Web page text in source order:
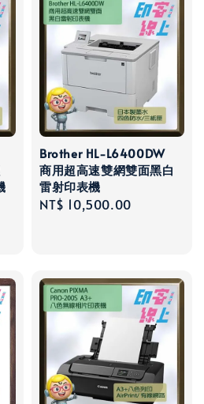
Brother HL-L6400DW
商用超高速雙網雙面黑白
雷射印表機
Regular
NT$ 10,500.00